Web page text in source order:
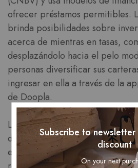
ofrecer préstamos permitibles.
brinda posibilidades sobre
acerca de mientras en tasas,
desplazándolo hacia el pelo
personas diversificar sus
ingresar en ella a través de la
de Doopla.
Los préstamos Doopla llegan a
de luces caracterizan para es
evaluación sobre amabilidad
Subscribe to
discount
On your next